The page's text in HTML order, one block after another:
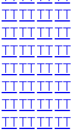
TTTTTTTT
TTTTTTTT
TTTTTTTT
TTTTTTTT
TTTTTTTT
TTTTTTTT
TTTTTTTT